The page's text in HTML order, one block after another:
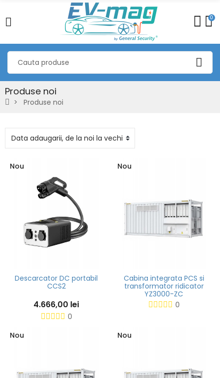
0
Produse noi
Produse noi
Nou
Descarcator DC portabil
CCS2
4.666,00 lei
0
Nou
Cabina integrata PCS si
transformator ridicator
YZ3000-ZC
0
Nou Nou